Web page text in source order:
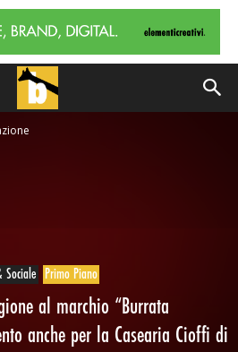
Sociale Primo Piano
al marchio “Burrata
anche per la Casearia Cioffi di